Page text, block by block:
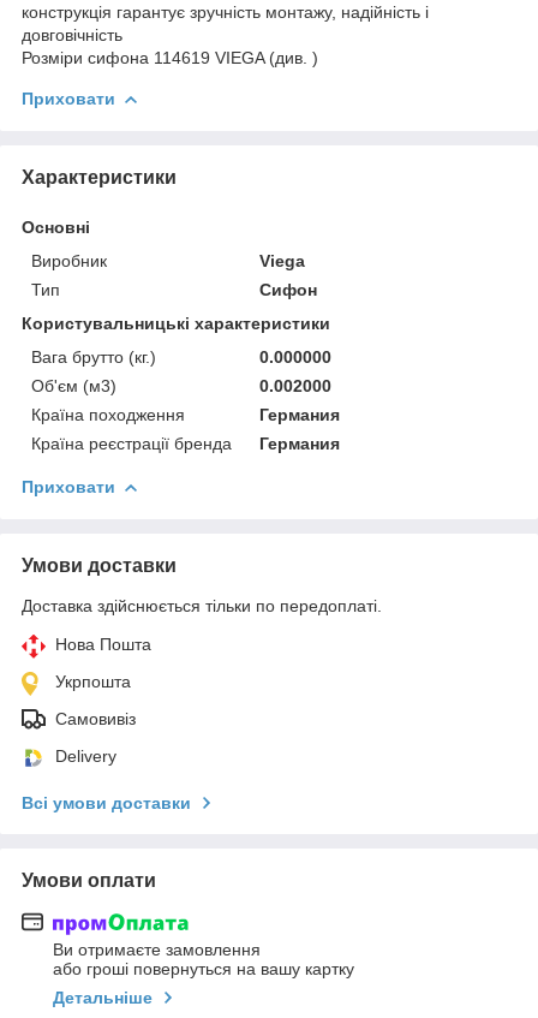
конструкція гарантує зручність монтажу, надійність і
довговічність
Розміри сифона 114619 VIEGA (див. )
Приховати
Характеристики
Основні
Виробник
Viega
Тип
Сифон
Користувальницькі характеристики
Вага брутто (кг.)
0.000000
Об'єм (м3)
0.002000
Країна походження
Германия
Країна реєстрації бренда
Германия
Приховати
Умови доставки
Доставка здійснюється тільки по передоплаті.
Нова Пошта
Укрпошта
Самовивіз
Delivery
Всі умови доставки
Умови оплати
Ви отримаєте замовлення
або гроші повернуться на вашу картку
Детальніше